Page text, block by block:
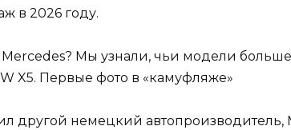
в 2026 году.
Мы узнали, чьи модели
X5. Первые фото в «камуфляже»
другой немецкий